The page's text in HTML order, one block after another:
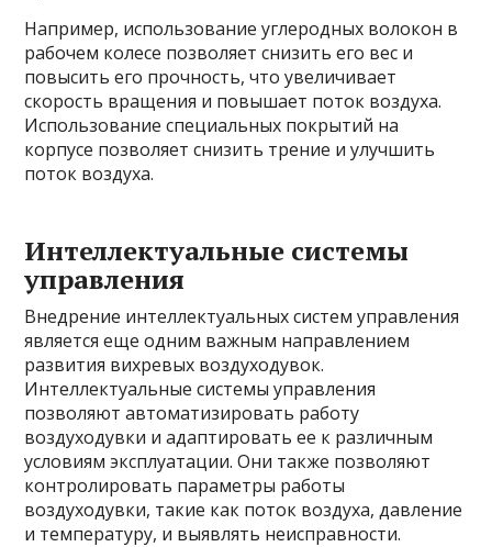
Например, использование углеродных волокон в
рабочем колесе позволяет снизить его вес и
повысить его прочность, что увеличивает
скорость вращения и повышает поток воздуха.
Использование специальных покрытий на
корпусе позволяет снизить трение и улучшить
поток воздуха.
Интеллектуальные системы
управления
Внедрение интеллектуальных систем управления
является еще одним важным направлением
развития вихревых воздуходувок.
Интеллектуальные системы управления
позволяют автоматизировать работу
воздуходувки и адаптировать ее к различным
условиям эксплуатации. Они также позволяют
контролировать параметры работы
воздуходувки, такие как поток воздуха, давление
и температуру, и выявлять неисправности.